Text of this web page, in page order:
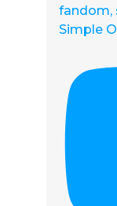
fandom,
Simple